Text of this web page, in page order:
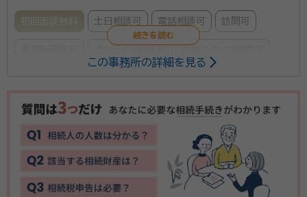
初回面談無料 土日相談可 電話相談可 訪問可
半嶺 当友（はんみね とうゆう）
司法書士・行政書士、沖縄県石垣市
出身、早稲田大学第１法学部卒業、司法書士業昭和５９年から営業
令和６年４月より相続登記が義務化されました。皆様の
大切な財産を守るべく誠心誠意対応いたします。
この事務所の詳細を見る